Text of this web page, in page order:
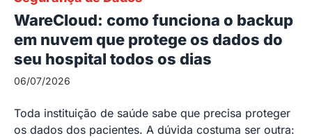
WareCloud: como funciona o backup
em nuvem que protege os dados do
seu hospital todos os dias
06/07/2026
Toda instituição de saúde sabe que precisa proteger
os dados dos pacientes. A dúvida costuma ser outra: